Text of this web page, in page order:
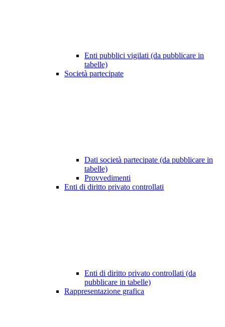
Enti pubblici vigilati (da pubblicare in
tabelle)
Società partecipate
Dati società partecipate (da pubblicare in
tabelle)
Provvedimenti
Enti di diritto privato controllati
Enti di diritto privato controllati (da
pubblicare in tabelle)
Rappresentazione grafica